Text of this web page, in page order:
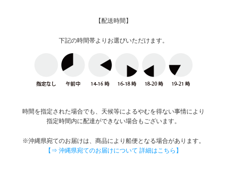
【配送時間】
下記の時間帯よりお選びいただけます。
時間を指定された場合でも、天候等によるやむを得ない事情により
指定時間内に配達ができない場合もございます。
※沖縄県宛てのお届けは、商品により船便となる場合があります。
【⇒ 沖縄県宛てのお届けについて 詳細はこちら】